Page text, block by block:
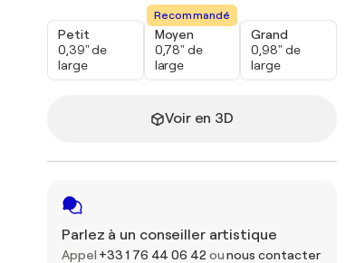
Petit
0,39" de
large
Recommandé
Moyen
0,78" de
large
Grand
0,98" de
large
Voir en 3D
Parlez à un conseiller artistique
Appel +33 1 76 44 06 42 ounous contacter